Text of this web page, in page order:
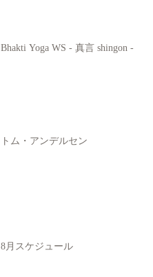
Bhakti Yoga WS - 真言 shingon -
トム・アンデルセン
8月スケジュール